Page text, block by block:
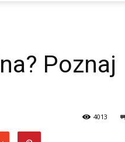
Poznaj
4013